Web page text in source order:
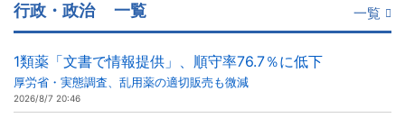
行政・政治 一覧 一覧
1類薬「文書で情報提供」、順守率76.7％に低下
厚労省・実態調査、乱用薬の適切販売も微減
2026/8/7 20:46